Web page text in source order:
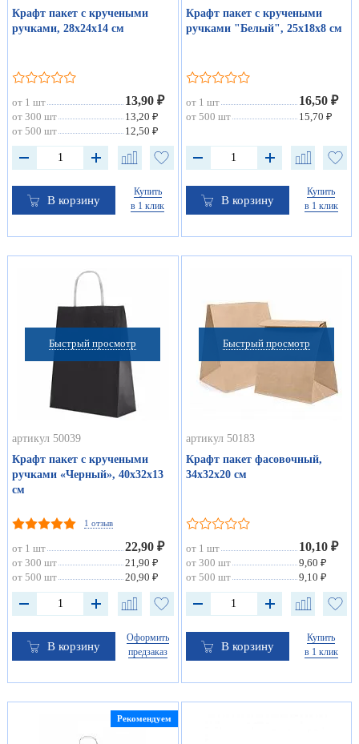
Крафт пакет с кручеными
ручками, 28х24х14 см
от 1 шт 13,90 ₽
от 300 шт
13,20 ₽
от 500 шт
12,50 ₽
В корзину
Купить
в 1 клик
Крафт пакет с кручеными
ручками "Белый", 25х18х8 см
от 1 шт 16,50 ₽
от 500 шт 15,70 ₽
В корзину
Купить
в 1 клик
Быстрый просмотр
артикул 50039
Крафт пакет с кручеными
ручками «Черный», 40х32х13
см
1 отзыв
от 1 шт 22,90 ₽
от 300 шт
21,90 ₽
от 500 шт
20,90 ₽
В корзину
Оформить
предзаказ
Быстрый просмотр
артикул 50183
Крафт пакет фасовочный,
34х32х20 см
от 1 шт 10,10 ₽
от 300 шт
9,60 ₽
от 500 шт
9,10 ₽
В корзину
Купить
в 1 клик
Рекомендуем